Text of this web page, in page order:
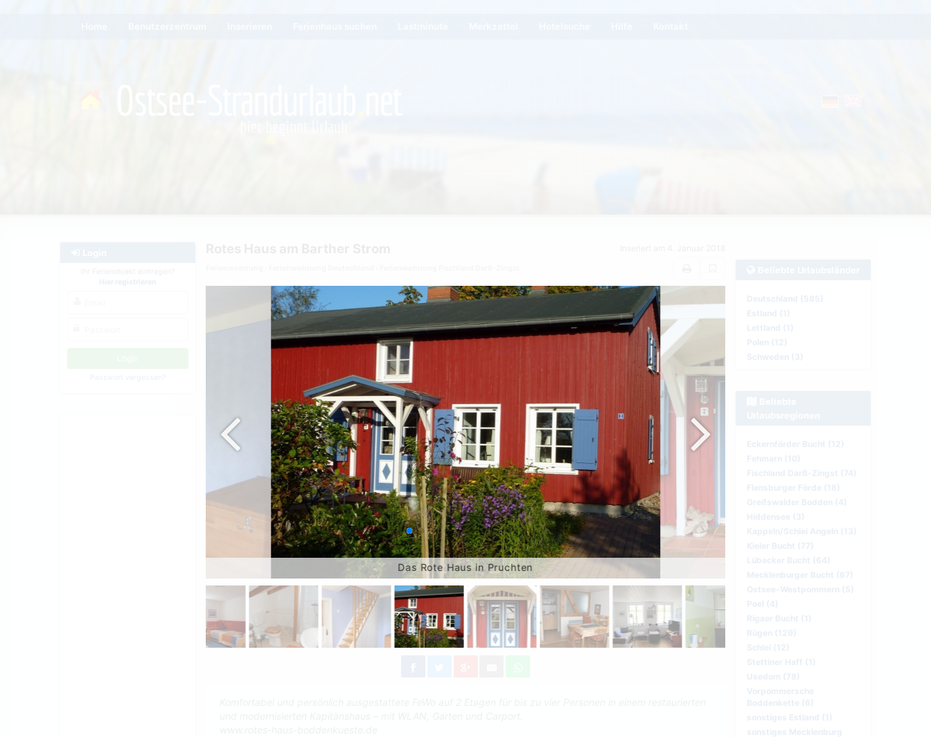
Das Rote Haus in Pruchten